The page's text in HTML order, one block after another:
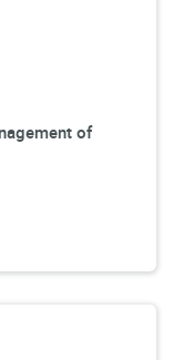
of